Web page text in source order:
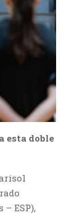
esta doble
ESP),